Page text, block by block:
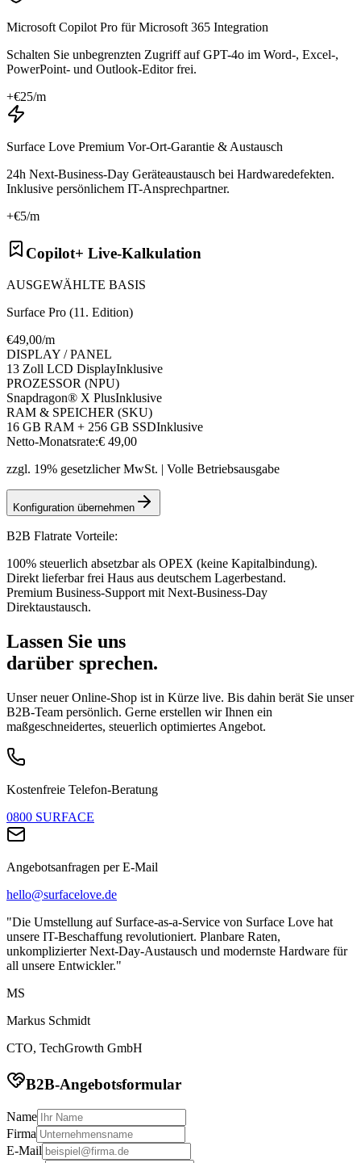
Microsoft Copilot Pro für Microsoft 365 Integration
Schalten Sie unbegrenzten Zugriff auf GPT-4o im Word-, Excel-,
PowerPoint- und Outlook-Editor frei.
+€25/m
Surface Love Premium Vor-Ort-Garantie & Austausch
24h Next-Business-Day Geräteaustausch bei Hardwaredefekten.
Inklusive persönlichem IT-Ansprechpartner.
+€5/m
Copilot+ Live-Kalkulation
AUSGEWÄHLTE BASIS
Surface Pro (11. Edition)
€49,00/m
DISPLAY / PANEL
13 Zoll LCD DisplayInklusive
PROZESSOR (NPU)
Snapdragon® X PlusInklusive
RAM & SPEICHER (SKU)
16 GB RAM + 256 GB SSDInklusive
Netto-Monatsrate:€ 49,00
zzgl. 19% gesetzlicher MwSt. | Volle Betriebsausgabe
Konfiguration übernehmen
B2B Flatrate Vorteile:
100% steuerlich absetzbar als OPEX (keine Kapitalbindung).
Direkt lieferbar frei Haus aus deutschem Lagerbestand.
Premium Business-Support mit Next-Business-Day
Direktaustausch.
Lassen Sie uns
darüber sprechen.
Unser neuer Online-Shop ist in Kürze live. Bis dahin berät Sie unser
B2B-Team persönlich. Gerne erstellen wir Ihnen ein
maßgeschneidertes, steuerlich optimiertes Angebot.
Kostenfreie Telefon-Beratung
0800 SURFACE
Angebotsanfragen per E-Mail
hello@surfacelove.de
"Die Umstellung auf Surface-as-a-Service von Surface Love hat
unsere IT-Beschaffung revolutioniert. Planbare Raten,
unkomplizierter Next-Day-Austausch und modernste Hardware für
all unsere Entwickler."
MS
Markus Schmidt
CTO, TechGrowth GmbH
B2B-Angebotsformular
Name
Firma
E-Mail